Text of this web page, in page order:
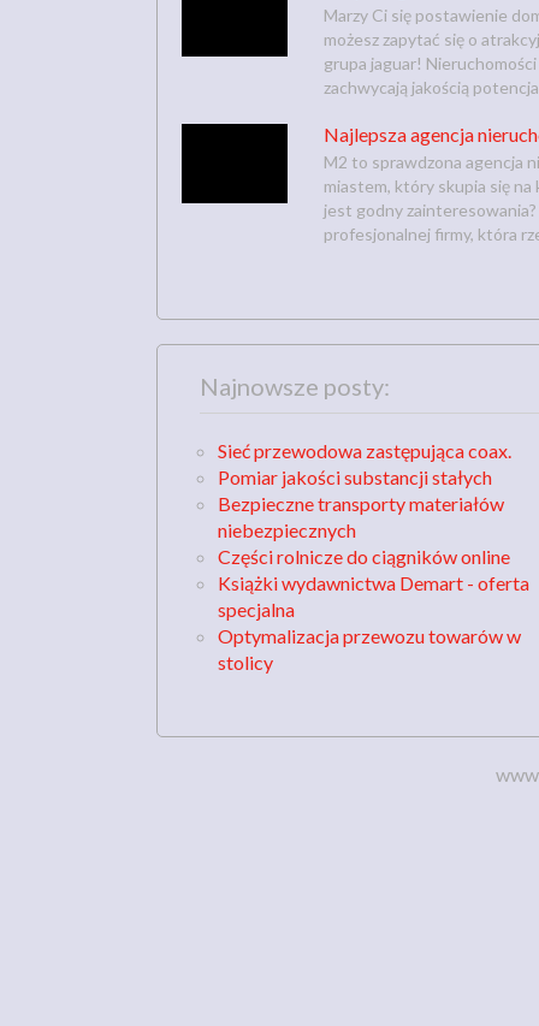
Marzy Ci się postawienie
możesz zapytać się o
grupa jaguar!
zachwycają jakością
Najlepsza agencja
M2 to sprawdzona agencja
miastem, który skupia się
jest godny
profesjonalnej firmy, która
Najnowsze posty:
Sieć przewodowa zastępująca coax.
Pomiar jakości substancji stałych
Bezpieczne transporty materiałów
niebezpiecznych
Części rolnicze do ciągników online
Książki wydawnictwa Demart - oferta
specjalna
Optymalizacja przewozu towarów w
stolicy